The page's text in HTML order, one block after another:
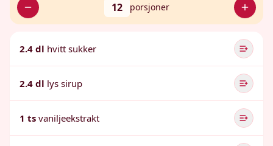
12 porsjoner
2.4 dl hvitt sukker
2.4 dl lys sirup
1 ts vaniljeekstrakt